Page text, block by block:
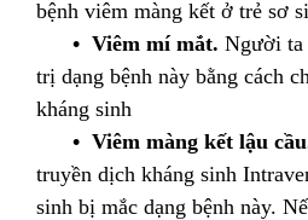
bệnh viêm màng kết ở trẻ sơ
• Viêm mí mắt. Người ta
trị dạng bệnh này bằng cách
kháng sinh
• Viêm màng kết lậu
truyền dịch kháng sinh
sinh bị mắc dạng bệnh này.